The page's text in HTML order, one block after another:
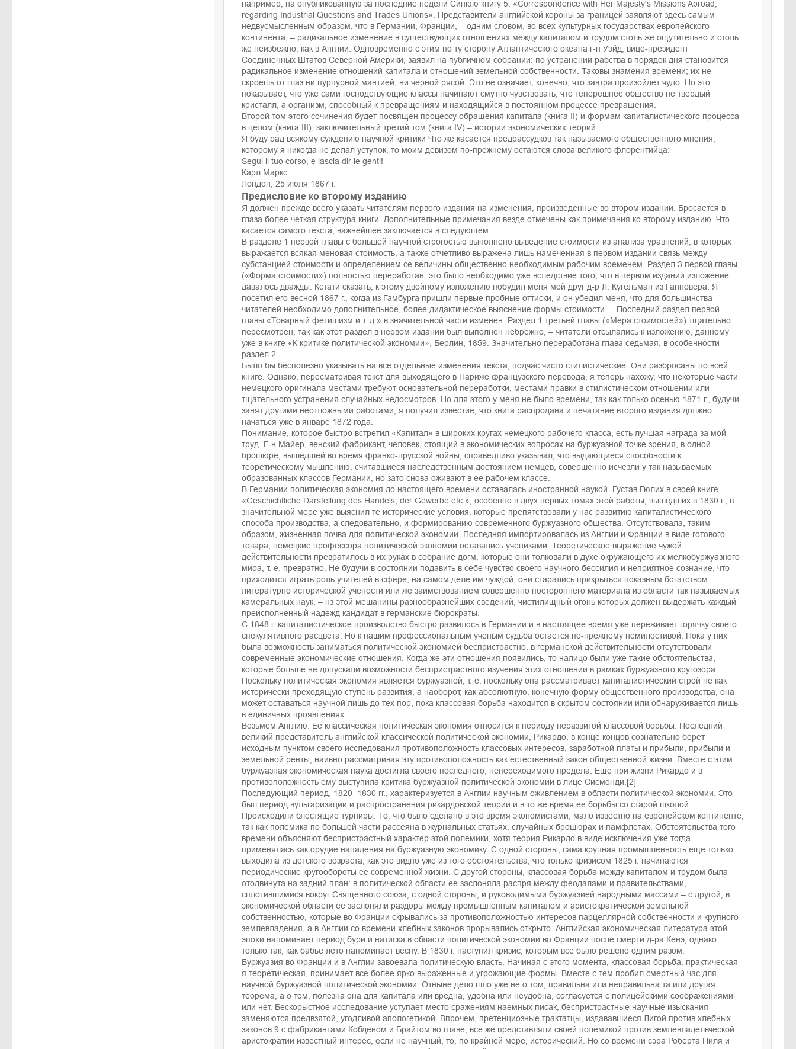
например, на опубликованную за последние недели Синюю книгу 5: «Correspondence with Her Majesty's Missions Abroad,
regarding Industrial Questions and Trades Unions». Представители английской короны за границей заявляют здесь самым
недвусмысленным образом, что в Германии, Франции, – одним словом, во всех культурных государствах европейского
континента, – радикальное изменение в существующих отношениях между капиталом и трудом столь же ощутительно и столь
же неизбежно, как в Англии. Одновременно с этим по ту сторону Атлантического океана г-н Уэйд, вице-президент
Соединенных Штатов Северной Америки, заявил на публичном собрании: по устранении рабства в порядок дня становится
радикальное изменение отношений капитала и отношений земельной собственности. Таковы знамения времени; их не
скроешь от глаз ни пурпурной мантией, ни черной рясой. Это не означает, конечно, что завтра произойдет чудо. Но это
показывает, что уже сами господствующие классы начинают смутно чувствовать, что теперешнее общество не твердый
кристалл, а организм, способный к превращениям и находящийся в постоянном процессе превращения.
Второй том этого сочинения будет посвящен процессу обращения капитала (книга II) и формам капиталистического процесса
в целом (книга III), заключительный третий том (книга IV) – истории экономических теорий.
Я буду рад всякому суждению научной критики Что же касается предрассудков так называемого общественного мнения,
которому я никогда не делал уступок, то моим девизом по-прежнему остаются слова великого флорентийца:
Segui il tuo corso, e lascia dir le genti!
Карл Маркс
Лондон, 25 июля 1867 г.
Предисловие ко второму изданию
Я должен прежде всего указать читателям первого издания на изменения, произведенные во втором издании. Бросается в
глаза более четкая структура книги. Дополнительные примечания везде отмечены как примечания ко второму изданию. Что
касается самого текста, важнейшее заключается в следующем.
В разделе 1 первой главы с большей научной строгостью выполнено выведение стоимости из анализа уравнений, в которых
выражается всякая меновая стоимость, а также отчетливо выражена лишь намеченная в первом издании связь между
субстанцией стоимости и определением се величины общественно необходимым рабочим временем. Раздел 3 первой главы
(«Форма стоимости») полностью переработан: это было необходимо уже вследствие того, что в первом издании изложение
давалось дважды. Кстати сказать, к этому двойному изложению побудил меня мой друг д-р Л. Кугельман из Ганновера. Я
посетил его весной 1867 г., когда из Гамбурга пришли первые пробные оттиски, и он убедил меня, что для большинства
читателей необходимо дополнительное, более дидактическое выяснение формы стоимости. – Последний раздел первой
главы «Товарный фетишизм и т. д.» в значительной части изменен. Раздел 1 третьей главы («Мера стоимостей») тщательно
пересмотрен, так как этот раздел в нервом издании был выполнен небрежно, – читатели отсылались к изложению, данному
уже в книге «К критике политической экономии», Берлин, 1859. Значительно переработана глава седьмая, в особенности
раздел 2.
Было бы бесполезно указывать на все отдельные изменения текста, подчас чисто стилистические. Они разбросаны по всей
книге. Однако, пересматривая текст для выходящего в Париже французского перевода, я теперь нахожу, что некоторые части
немецкого оригинала местами требуют основательной переработки, местами правки в стилистическом отношении или
тщательного устранения случайных недосмотров. Но для этого у меня не было времени, так как только осенью 1871 г., будучи
занят другими неотложными работами, я получил известие, что книга распродана и печатание второго издания должно
начаться уже в январе 1872 года.
Понимание, которое быстро встретил «Капитал» в широких кругах немецкого рабочего класса, есть лучшая награда за мой
труд. Г-н Майер, венский фабрикант, человек, стоящий в экономических вопросах на буржуазной точке зрения, в одной
брошюре, вышедшей во время франко-прусской войны, справедливо указывал, что выдающиеся способности к
теоретическому мышлению, считавшиеся наследственным достоянием немцев, совершенно исчезли у так называемых
образованных классов Германии, но зато снова оживают в ее рабочем классе.
В Германии политическая экономия до настоящего времени оставалась иностранной наукой. Густав Гюлих в своей книге
«Geschichtliche Darstellung des Handels, der Gewerbe etc.», особенно в двух первых томах этой работы, вышедших в 1830 г., в
значительной мере уже выяснил те исторические условия, которые препятствовали у нас развитию капиталистического
способа производства, а следовательно, и формированию современного буржуазного общества. Отсутствовала, таким
образом, жизненная почва для политической экономии. Последняя импортировалась из Англии и Франции в виде готового
товара; немецкие профессора политической экономии оставались учениками. Теоретическое выражение чужой
действительности превратилось в их руках в собрание догм, которые они толковали в духе окружающего их мелкобуржуазного
мира, т. е. превратно. Не будучи в состоянии подавить в себе чувство своего научного бессилия и неприятное сознание, что
приходится играть роль учителей в сфере, на самом деле им чуждой, они старались прикрыться показным богатством
литературно исторической учености или же заимствованием совершенно постороннего материала из области так называемых
камеральных наук, – нз этой мешанины разнообразнейших сведений, чистилищный огонь которых должен выдержать каждый
преисполненный надежд кандидат в германские бюрократы.
С 1848 г. капиталистическое производство быстро развилось в Германии и в настоящее время уже переживает горячку своего
спекулятивного расцвета. Но к нашим профессиональным ученым судьба остается по-прежнему немилостивой. Пока у них
была возможность заниматься политической экономией беспристрастно, в германской действительности отсутствовали
современные экономические отношения. Когда же эти отношения появились, то налицо были уже такие обстоятельства,
которые больше не допускали возможности беспристрастного изучения этих отношении в рамках буржуазного кругозора.
Поскольку политическая экономия является буржуазной, т. е. поскольку она рассматривает капиталистический строй не как
исторически преходящую ступень развития, а наоборот, как абсолютную, конечную форму общественного производства, она
может оставаться научной лишь до тех пор, пока классовая борьба находится в скрытом состоянии или обнаруживается лишь
в единичных проявлениях.
Возьмем Англию. Ее классическая политическая экономия относится к периоду неразвитой классовой борьбы. Последний
великий представитель английской классической политической экономии, Рикардо, в конце концов сознательно берет
исходным пунктом своего исследования противоположность классовых интересов, заработной платы и прибыли, прибыли и
земельной ренты, наивно рассматривая эту противоположность как естественный закон общественной жизни. Вместе с этим
буржуазная экономическая наука достигла своего последнего, непереходимого предела. Еще при жизни Рикардо и в
противоположность ему выступила критика буржуазной политической экономии в лице Сисмонди.[2]
Последующий период, 1820–1830 гг., характеризуется в Англии научным оживлением в области политической экономии. Это
был период вульгаризации и распространения рикардовской теории и в то же время ее борьбы со старой школой.
Происходили блестящие турниры. То, что было сделано в это время экономистами, мало известно на европейском континенте,
так как полемика по большей части рассеяна в журнальных статьях, случайных брошюрах и памфлетах. Обстоятельства того
времени объясняют беспристрастный характер этой полемики, хотя теория Рикардо в виде исключения уже тогда
применялась как орудие нападения на буржуазную экономику. С одной стороны, сама крупная промышленность еще только
выходила из детского возраста, как это видно уже из того обстоятельства, что только кризисом 1825 г. начинаются
периодические кругообороты ее современной жизни. С другой стороны, классовая борьба между капиталом и трудом была
отодвинута на задний план: в политической области ее заслоняла распря между феодалами и правительствами,
сплотившимися вокруг Священного союза, с одной стороны, и руководимыми буржуазией народными массами – с другой; в
экономической области ее заслоняли раздоры между промышленным капиталом и аристократической земельной
собственностью, которые во Франции скрывались за противоположностью интересов парцеллярной собственности и крупного
землевладения, а в Англии со времени хлебных законов прорывались открыто. Английская экономическая литература этой
эпохи напоминает период бури и натиска в области политической экономии во Франции после смерти д-ра Кенэ, однако
только так, как бабье лето напоминает весну. В 1830 г. наступил кризис, которым все было решено одним разом.
Буржуазия во Франции и в Англии завоевала политическую власть. Начиная с этого момента, классовая борьба, практическая
я теоретическая, принимает все более ярко выраженные и угрожающие формы. Вместе с тем пробил смертный час для
научной буржуазной политической экономии. Отныне дело шло уже не о том, правильна или неправильна та или другая
теорема, а о том, полезна она для капитала или вредна, удобна или неудобна, согласуется с полицейскими соображениями
или нет. Бескорыстное исследование уступает место сражениям наемных писак, беспристрастные научные изыскания
заменяются предвзятой, угодливой апологетикой. Впрочем, претенциозные трактатцы, издававшиеся Лигой против хлебных
законов 9 с фабрикантами Кобденом и Брайтом во главе, все же представляли своей полемикой против землевладельческой
аристократии известный интерес, если не научный, то, по крайней мере, исторический. Но со времени сэра Роберта Пиля и